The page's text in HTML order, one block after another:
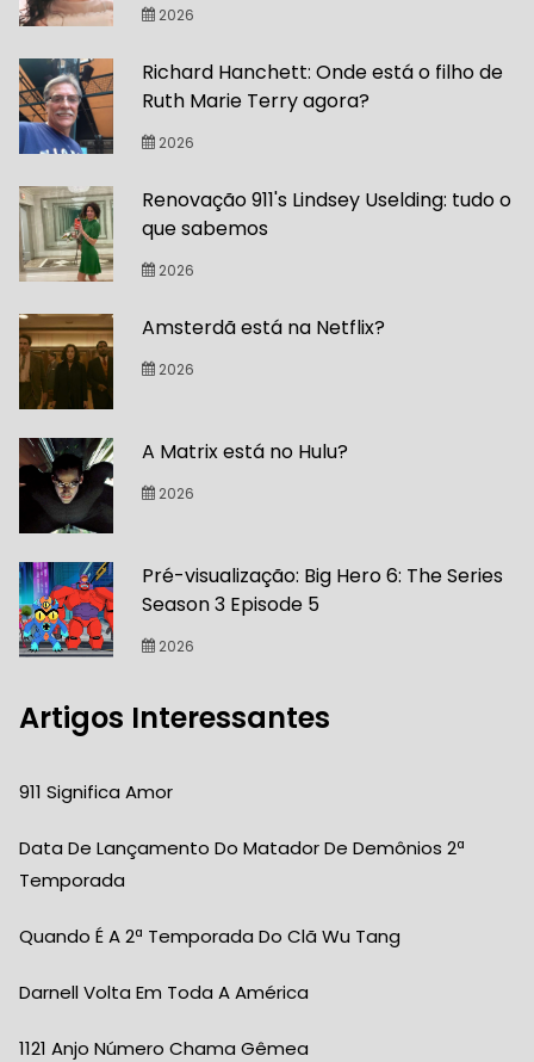
2026
Richard Hanchett: Onde está o filho de
Ruth Marie Terry agora?
2026
Renovação 911's Lindsey Uselding: tudo o
que sabemos
2026
Amsterdã está na Netflix?
2026
A Matrix está no Hulu?
2026
Pré-visualização: Big Hero 6: The Series
Season 3 Episode 5
2026
Artigos Interessantes
911 Significa Amor
Data De Lançamento Do Matador De Demônios 2ª
Temporada
Quando É A 2ª Temporada Do Clã Wu Tang
Darnell Volta Em Toda A América
1121 Anjo Número Chama Gêmea